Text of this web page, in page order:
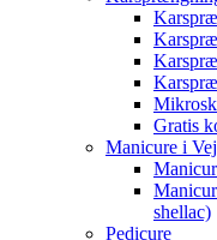
Gratis
Manicure i
shellac)
Pedicure